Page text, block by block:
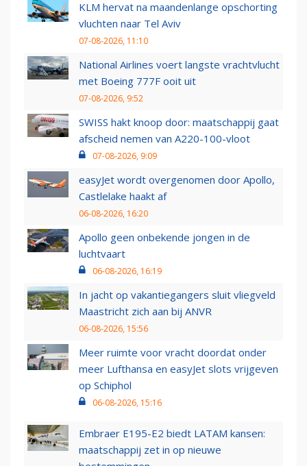
KLM hervat na maandenlange opschorting
vluchten naar Tel Aviv
07-08-2026, 11:10
National Airlines voert langste vrachtvlucht
met Boeing 777F ooit uit
07-08-2026, 9:52
SWISS hakt knoop door: maatschappij gaat
afscheid nemen van A220-100-vloot
07-08-2026, 9:09
easyJet wordt overgenomen door Apollo,
Castlelake haakt af
06-08-2026, 16:20
Apollo geen onbekende jongen in de
luchtvaart
06-08-2026, 16:19
In jacht op vakantiegangers sluit vliegveld
Maastricht zich aan bij ANVR
06-08-2026, 15:56
Meer ruimte voor vracht doordat onder
meer Lufthansa en easyJet slots vrijgeven
op Schiphol
06-08-2026, 15:16
Embraer E195-E2 biedt LATAM kansen:
maatschappij zet in op nieuwe